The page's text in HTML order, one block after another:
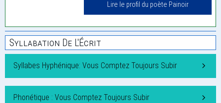
Lire le profil du poète Painoir
Syllabation De L'Écrit
Syllabes Hyphénique: Vous Comptez Toujours Subir
Phonétique : Vous Comptez Toujours Subir